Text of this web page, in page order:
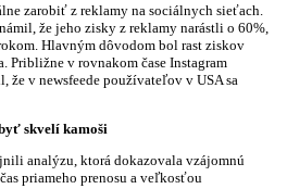
zarobiť z reklamy na sociálnych sieťach.
že jeho zisky z reklamy narástli o 60%,
Hlavným dôvodom bol rast ziskov
Približne v rovnakom čase Instagram
že v newsfeede používateľov v USA sa
skvelí kamoši
analýzu, ktorá dokazovala vzájomnú
priameho prenosu a veľkosťou